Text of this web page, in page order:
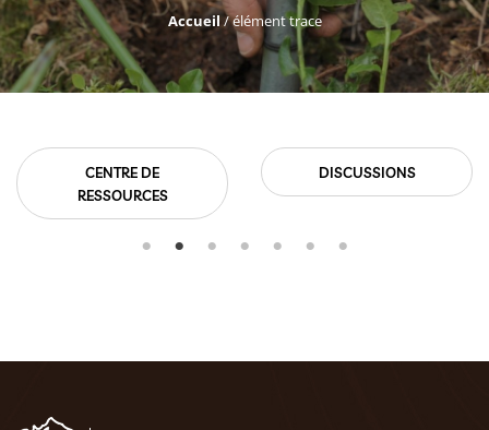
Accueil/élément trace
CENTRE DE
RESSOURCES
DISCUSSIONS